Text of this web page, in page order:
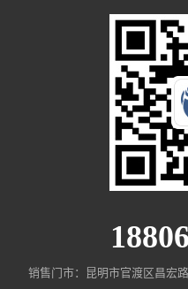
销售门市：昆明市官渡区昌宏